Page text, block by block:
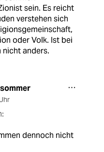
sein. Es reicht
verstehen sich
oder Volk. Ist bei
nicht anders.
dennoch nicht